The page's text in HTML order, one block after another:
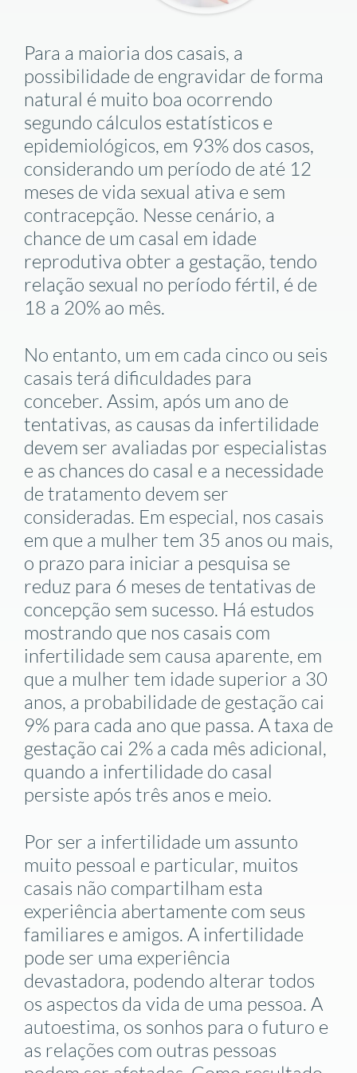
Para a maioria dos casais, a
possibilidade de engravidar de forma
natural é muito boa ocorrendo
segundo cálculos estatísticos e
epidemiológicos, em 93% dos casos,
considerando um período de até 12
meses de vida sexual ativa e sem
contracepção. Nesse cenário, a
chance de um casal em idade
reprodutiva obter a gestação, tendo
relação sexual no período fértil, é de
18 a 20% ao mês.
No entanto, um em cada cinco ou seis
casais terá dificuldades para
conceber. Assim, após um ano de
tentativas, as causas da infertilidade
devem ser avaliadas por especialistas
e as chances do casal e a necessidade
de tratamento devem ser
consideradas. Em especial, nos casais
em que a mulher tem 35 anos ou mais,
o prazo para iniciar a pesquisa se
reduz para 6 meses de tentativas de
concepção sem sucesso. Há estudos
mostrando que nos casais com
infertilidade sem causa aparente, em
que a mulher tem idade superior a 30
anos, a probabilidade de gestação cai
9% para cada ano que passa. A taxa de
gestação cai 2% a cada mês adicional,
quando a infertilidade do casal
persiste após três anos e meio.
Por ser a infertilidade um assunto
muito pessoal e particular, muitos
casais não compartilham esta
experiência abertamente com seus
familiares e amigos. A infertilidade
pode ser uma experiência
devastadora, podendo alterar todos
os aspectos da vida de uma pessoa. A
autoestima, os sonhos para o futuro e
as relações com outras pessoas